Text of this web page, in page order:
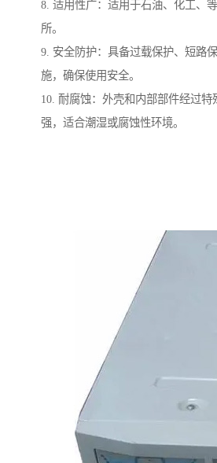
8. 适用性广：适用于石油、化工、
所。
9. 安全防护：具备过载保护、短路
施，确保使用安全。
10. 耐腐蚀：外壳和内部部件经过特
强，适合潮湿或腐蚀性环境。